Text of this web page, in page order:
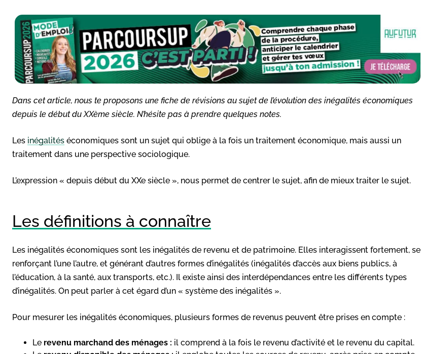
Dans cet article, nous te proposons une fiche de révisions au sujet de l’évolution des inégalités économiques
depuis le début du XXème siècle. N’hésite pas à prendre quelques notes.
Les inégalités économiques sont un sujet qui oblige à la fois un traitement économique, mais aussi un
traitement dans une perspective sociologique.
L’expression « depuis début du XXe siècle », nous permet de centrer le sujet, afin de mieux traiter le sujet.
Les définitions à connaître
Les inégalités économiques sont les inégalités de revenu et de patrimoine. Elles interagissent fortement, se
renforçant l’une l’autre, et générant d’autres formes d’inégalités (inégalités d’accès aux biens publics, à
l’éducation, à la santé, aux transports, etc.). Il existe ainsi des interdépendances entre les différents types
d’inégalités. On peut parler à cet égard d’un « système des inégalités ».
Pour mesurer les inégalités économiques, plusieurs formes de revenus peuvent être prises en compte :
Le revenu marchand des ménages : il comprend à la fois le revenu d’activité et le revenu du capital.